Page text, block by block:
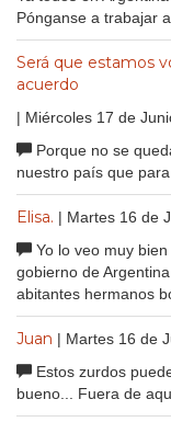
Pónganse a trabajar
Será que estamos
acuerdo
| Miércoles 17 de
Porque no se
nuestro país que
Elisa. | Martes 16 de
Yo lo veo muy
gobierno de
abitantes hermanos
Juan | Martes 16 de
Estos zurdos
bueno... Fuera de